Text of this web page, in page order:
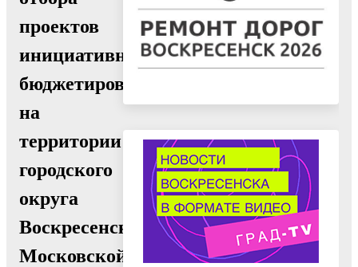
проектов
инициативного
бюджетирования
на
территории
городского
округа
Воскресенск
Московской